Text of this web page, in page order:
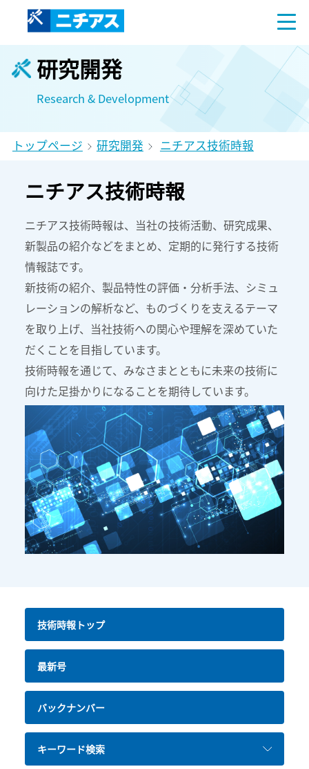
研究開発
Research & Development
トップページ 研究開発 ニチアス技術時報
ニチアス技術時報
ニチアス技術時報は、当社の技術活動、研究成果、
新製品の紹介などをまとめ、定期的に発行する技術
情報誌です。
新技術の紹介、製品特性の評価・分析手法、シミュ
レーションの解析など、ものづくりを支えるテーマ
を取り上げ、当社技術への関心や理解を深めていた
だくことを目指しています。
技術時報を通じて、みなさまとともに未来の技術に
向けた足掛かりになることを期待しています。
技術時報トップ
最新号
バックナンバー
キーワード検索